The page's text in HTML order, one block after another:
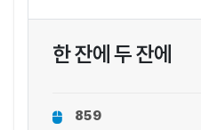
한 잔에 두 잔에
859